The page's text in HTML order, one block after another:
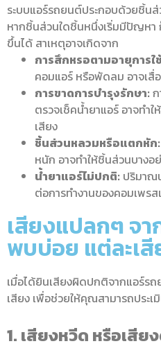
ระบบแอร์รถยนต์ประกอบด้วยชิ้น
หากชิ้นส่วนใดชิ้นหนึ่งเริ่มมีปัญหา
ขึ้นได้ สาเหตุอาจเกิดจาก
การสึกหรอตามอายุการใ
คอมแอร์ หรือพัดลม อาจเสื่
การขาดการบำรุงรักษา:
ตรวจเช็คน้ำยาแอร์ อาจทำ
เสียง
ชิ้นส่วนหลวมหรือแตกหัก:
หนัก อาจทำให้ชิ้นส่วนบาง
น้ำยาแอร์ไม่ปกติ: ปริมาณ
ต่อการทำงานของคอมเพรส
เสียงแปลกๆ จ
พบบ่อย แต่ละเสี
เมื่อได้ยินเสียงผิดปกติจากแอร์ร
เสียง เพื่อช่วยให้คุณสามารถประ
1. เสียงหวีด หรือเสีย